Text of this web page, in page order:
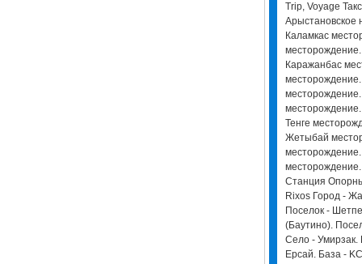
Trip, Voyage
Арыстановское
Каламкас
Каражанбас
Тенге
Жетыбай
Станция
Rixos Город -
Поселок -
(Баутино).
Село - Умирзак.
Ерсай. База -